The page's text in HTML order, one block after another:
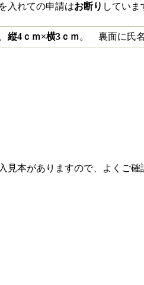
入れての申請はお断り していま
縦4ｃｍ×横3ｃｍ。 裏面に氏名
見本がありますので、よくご